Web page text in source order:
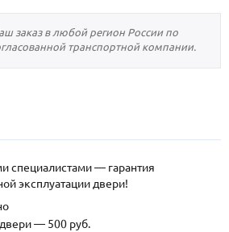
заказ в любой регион России по
транспортной компании.
специалистами — гарантия
эксплуатации двери!
— 500 руб.